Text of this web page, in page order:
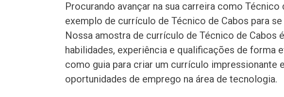
Procurando avançar na sua carreira como Técnico
exemplo de currículo de Técnico de Cabos para
Nossa amostra de currículo de Técnico de Cabos
habilidades, experiência e qualificações de forma
como guia para criar um currículo impressionante
oportunidades de emprego na área de tecnologia.